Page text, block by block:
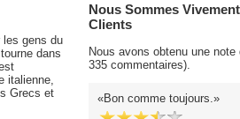
les gens du
dans
italienne,
Grecs et
Nous Sommes
Clients
Nous avons obtenu une
335 commentaires).
Bon comme toujours.